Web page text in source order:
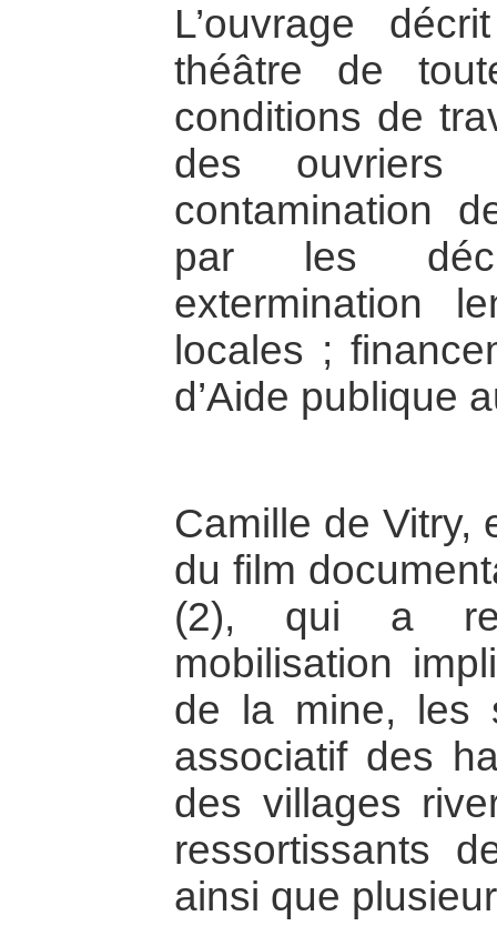
L’ouvrage
théâtre de
conditions de
des ouvriers
contamination
par les
extermination
locales ;
d’Aide publique
Camille de Vitry,
du film
(2), qui a
mobilisation
de la mine, les
associatif des
des villages
ressortissants
ainsi que